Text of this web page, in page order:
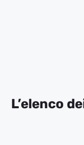
L’elenco